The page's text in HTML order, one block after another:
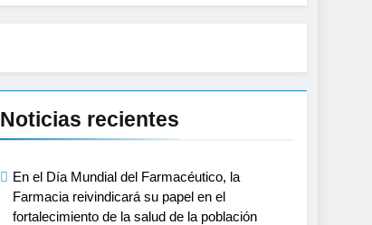
Noticias recientes
En el Día Mundial del Farmacéutico, la
Farmacia reivindicará su papel en el
fortalecimiento de la salud de la población